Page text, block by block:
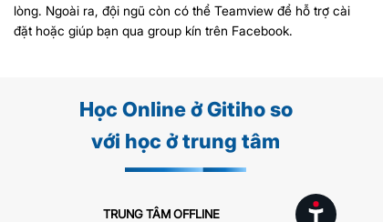
lòng. Ngoài ra, đội ngũ còn có thể Teamview để hỗ trợ cài
đặt hoặc giúp bạn qua group kín trên Facebook.
Học Online ở Gitiho so
với học ở trung tâm
TRUNG TÂM OFFLINE